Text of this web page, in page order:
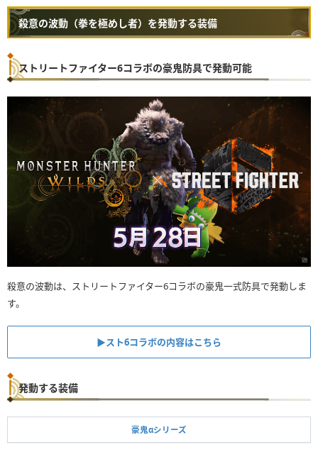
殺意の波動（拳を極めし者）を発動する装備
ストリートファイター6コラボの豪鬼防具で発動可能
殺意の波動は、ストリートファイター6コラボの豪鬼一式防具で発動しま
す。
▶︎スト6コラボの内容はこちら
発動する装備
豪鬼αシリーズ